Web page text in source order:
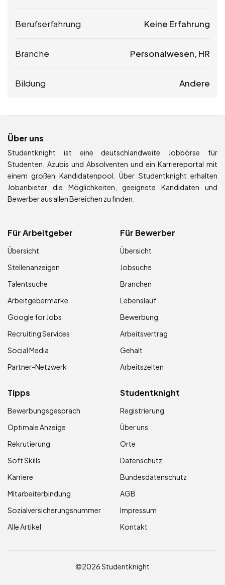
Berufserfahrung Keine Erfahrung
Branche Personalwesen, HR
Bildung Andere
Über uns
Studentknight ist eine deutschlandweite Jobbörse für
Studenten, Azubis und Absolventen und ein Karriereportal mit
einem großen Kandidatenpool. Über Studentknight erhalten
Jobanbieter die Möglichkeiten, geeignete Kandidaten und
Bewerber aus allen Bereichen zu finden.
Für Arbeitgeber
Übersicht
Stellenanzeigen
Talentsuche
Arbeitgebermarke
Google for Jobs
Recruiting Services
Social Media
Partner-Netzwerk
Für Bewerber
Übersicht
Jobsuche
Branchen
Lebenslauf
Bewerbung
Arbeitsvertrag
Gehalt
Arbeitszeiten
Tipps
Bewerbungsgespräch
Optimale Anzeige
Rekrutierung
Soft Skills
Karriere
Mitarbeiterbindung
Sozialversicherungsnummer
Alle Artikel
Studentknight
Registrierung
Über uns
Orte
Datenschutz
Bundesdatenschutz
AGB
Impressum
Kontakt
©2026 Studentknight